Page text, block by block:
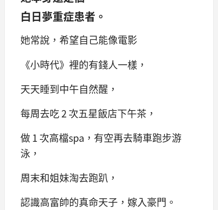
白日夢重症患者。
她常說，希望自己能像電影
《小時代》裡的有錢人一樣，
天天睡到中午自然醒，
每周去吃 2 次五星飯店下午茶，
做 1 次高檔spa，有空再去騎車跑步游
泳，
周末和姐妹淘去跑趴，
認識高富帥的真命天子，嫁入豪門。